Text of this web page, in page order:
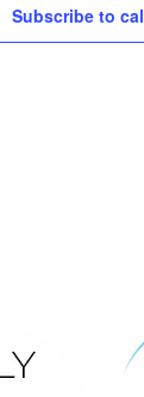
Subscribe to